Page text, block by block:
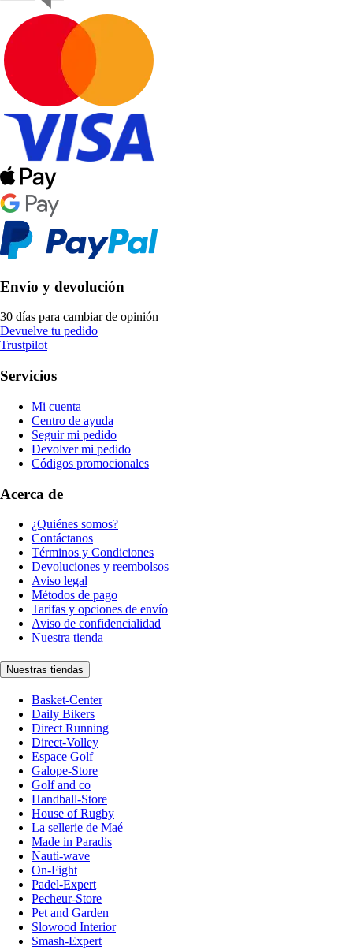
Envío y devolución
30 días para cambiar de opinión
Devuelve tu pedido
Trustpilot
Servicios
Mi cuenta
Centro de ayuda
Seguir mi pedido
Devolver mi pedido
Códigos promocionales
Acerca de
¿Quiénes somos?
Contáctanos
Términos y Condiciones
Devoluciones y reembolsos
Aviso legal
Métodos de pago
Tarifas y opciones de envío
Aviso de confidencialidad
Nuestra tienda
Nuestras tiendas
Basket-Center
Daily Bikers
Direct Running
Direct-Volley
Espace Golf
Galope-Store
Golf and co
Handball-Store
House of Rugby
La sellerie de Maé
Made in Paradis
Nauti-wave
On-Fight
Padel-Expert
Pecheur-Store
Pet and Garden
Slowood Interior
Smash-Expert